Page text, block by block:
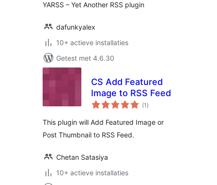
YARSS – Yet Another RSS plugin
dafunkyalex
10+ actieve installaties
Getest met 4.6.30
CS Add Featured
Image to RSS Feed
(1 totaal
waarderingen
)
This plugin will Add Featured Image or
Post Thumbnail to RSS Feed.
Chetan Satasiya
10+ actieve installaties